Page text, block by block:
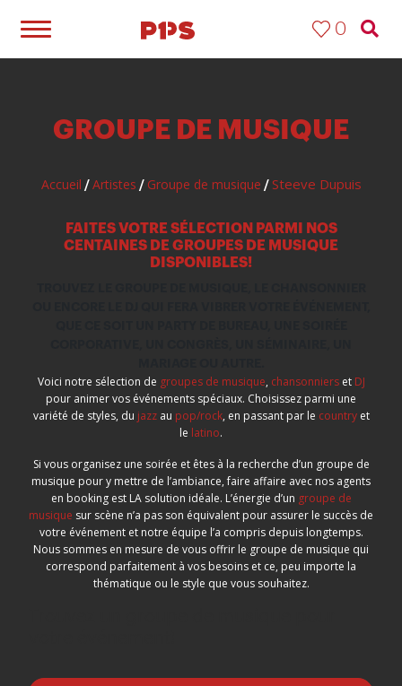
0
GROUPE DE MUSIQUE
Accueil / Artistes / Groupe de musique / Steeve Dupuis
FAITES VOTRE SÉLECTION PARMI NOS
CENTAINES DE GROUPES DE MUSIQUE
DISPONIBLES!
Voici notre sélection de groupes de musique, chansonnierset DJ
pour animer vos événements spéciaux. Choisissez parmi une
variété de styles, du jazzau pop/rock, en passant par le countryet
le latino.
Si vous organisez une soirée et êtes à la recherche d’un groupe de
musique pour y mettre de l’ambiance, faire affaire avec nos agents
en booking est LA solution idéale. L’énergie d’un groupe de
musique sur scène n’a pas son équivalent pour assurer le succès de
votre événement et notre équipe l’a compris depuis longtemps.
Nous sommes en mesure de vous offrir le groupe de musique qui
correspond parfaitement à vos besoins et ce, peu importe la
thématique ou le style que vous souhaitez.